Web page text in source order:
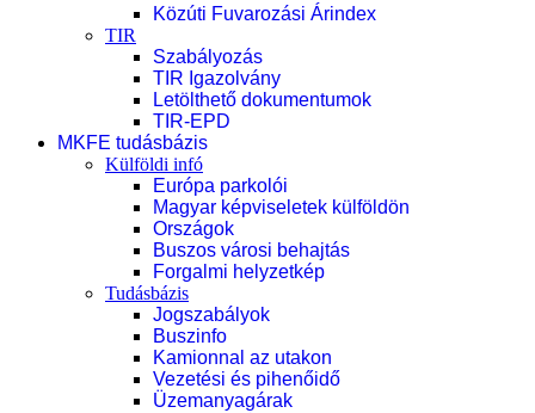
Közúti Fuvarozási Árindex
TIR
Szabályozás
TIR Igazolvány
Letölthető dokumentumok
TIR-EPD
MKFE tudásbázis
Külföldi infó
Európa parkolói
Magyar képviseletek külföldön
Országok
Buszos városi behajtás
Forgalmi helyzetkép
Tudásbázis
Jogszabályok
Buszinfo
Kamionnal az utakon
Vezetési és pihenőidő
Üzemanyagárak